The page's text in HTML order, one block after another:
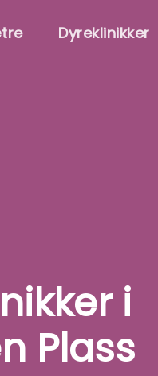
Dyreklinikker
i
Plass